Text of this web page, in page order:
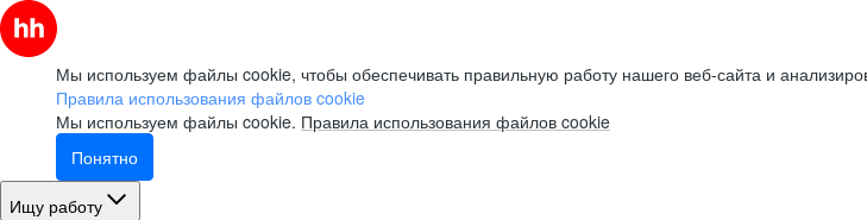
Мы используем файлы cookie, чтобы обеспечивать правильную работу нашего веб-сайта и
Правила использования файлов cookie
Мы используем файлы cookie. Правила использования файлов cookie
Понятно
Ищу работу